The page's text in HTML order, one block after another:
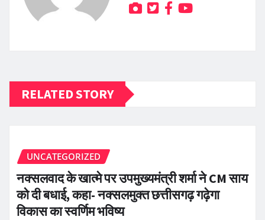
RELATED STORY
UNCATEGORIZED
नक्सलवाद के खात्मे पर उपमुख्यमंत्री शर्मा ने CM साय
को दी बधाई, कहा- नक्सलमुक्त छत्तीसगढ़ गढ़ेगा
विकास का स्वर्णिम भविष्य